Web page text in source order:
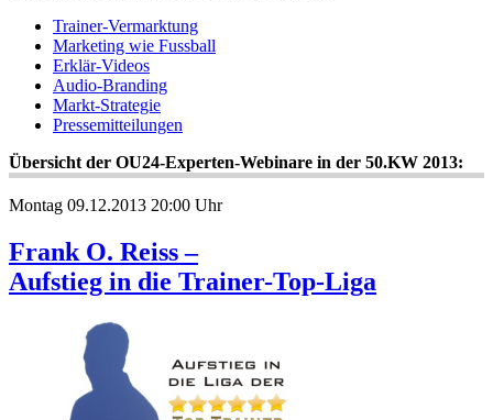
Trainer-Vermarktung
Marketing wie Fussball
Erklär-Videos
Audio-Branding
Markt-Strategie
Pressemitteilungen
Übersicht der OU24-Experten-Webinare in der 50.KW 2013:
Montag 09.12.2013 20:00 Uhr
Frank O. Reiss –
Aufstieg in die Trainer-Top-Liga